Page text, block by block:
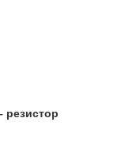
резистор